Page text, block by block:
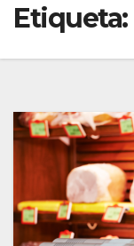
Etiqueta: